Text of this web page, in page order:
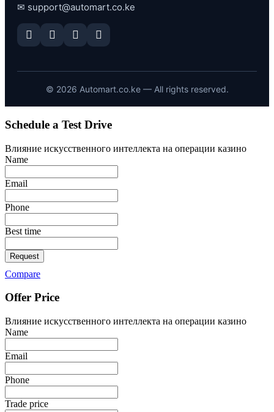
✉ support@automart.co.ke
© 2026 Automart.co.ke — All rights reserved.
Schedule a Test Drive
Влияние искусственного интеллекта на операции казино
Name
Email
Phone
Best time
Request
Compare
Offer Price
Влияние искусственного интеллекта на операции казино
Name
Email
Phone
Trade price